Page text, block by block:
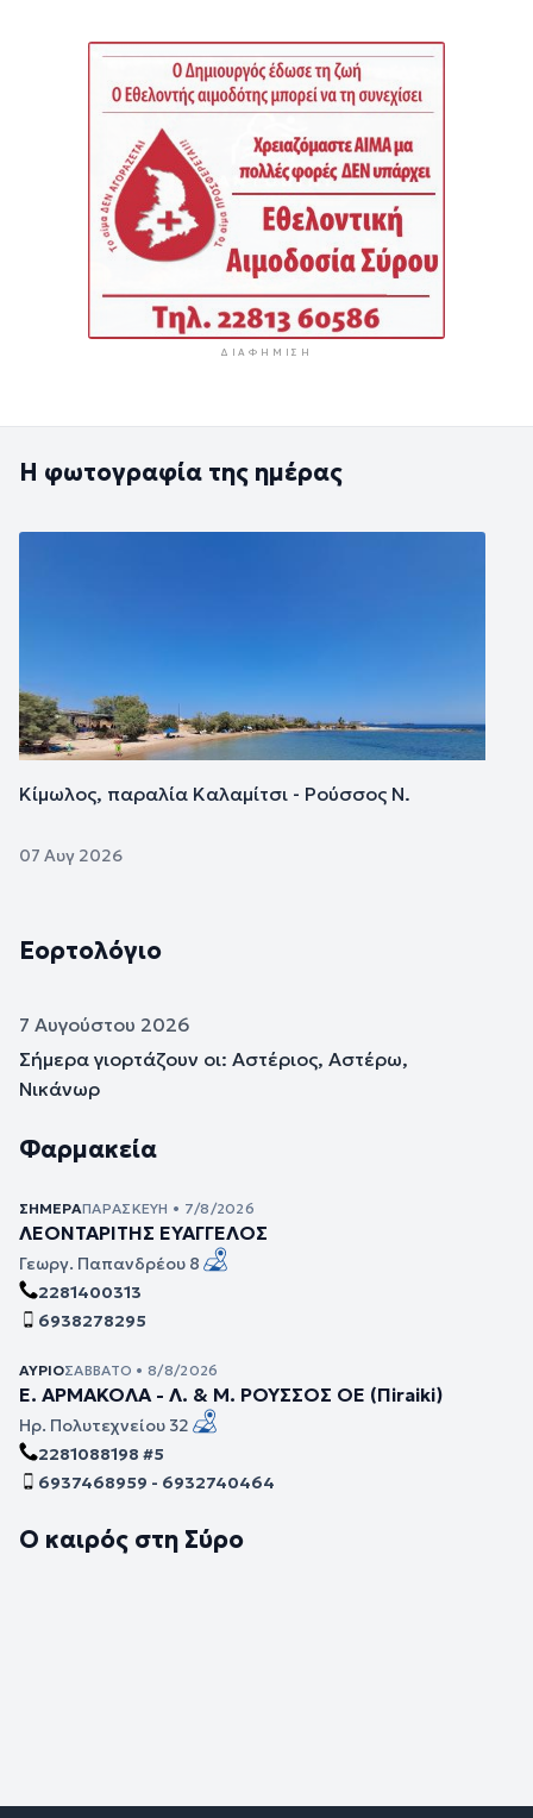
ΔΙΑΦΉΜΙΣΗ
Η φωτογραφία της ημέρας
Κίμωλος, παραλία Καλαμίτσι - Ρούσσος Ν.
07 Αυγ 2026
Εορτολόγιο
7 Αυγούστου 2026
Σήμερα γιορτάζουν οι: Αστέριος, Αστέρω,
Νικάνωρ
Φαρμακεία
ΣΉΜΕΡΑΠΑΡΑΣΚΕΥΉ • 7/8/2026
ΛΕΟΝΤΑΡΙΤΗΣ ΕΥΑΓΓΕΛΟΣ
Γεωργ. Παπανδρέου 8
2281400313
6938278295
ΑΎΡΙΟΣΆΒΒΑΤΟ • 8/8/2026
Ε. ΑΡΜΑΚΟΛΑ - Λ. & Μ. ΡΟΥΣΣΟΣ ΟΕ (Πiraiki)
Ηρ. Πολυτεχνείου 32
2281088198 #5
6937468959 - 6932740464
Ο καιρός στη Σύρο